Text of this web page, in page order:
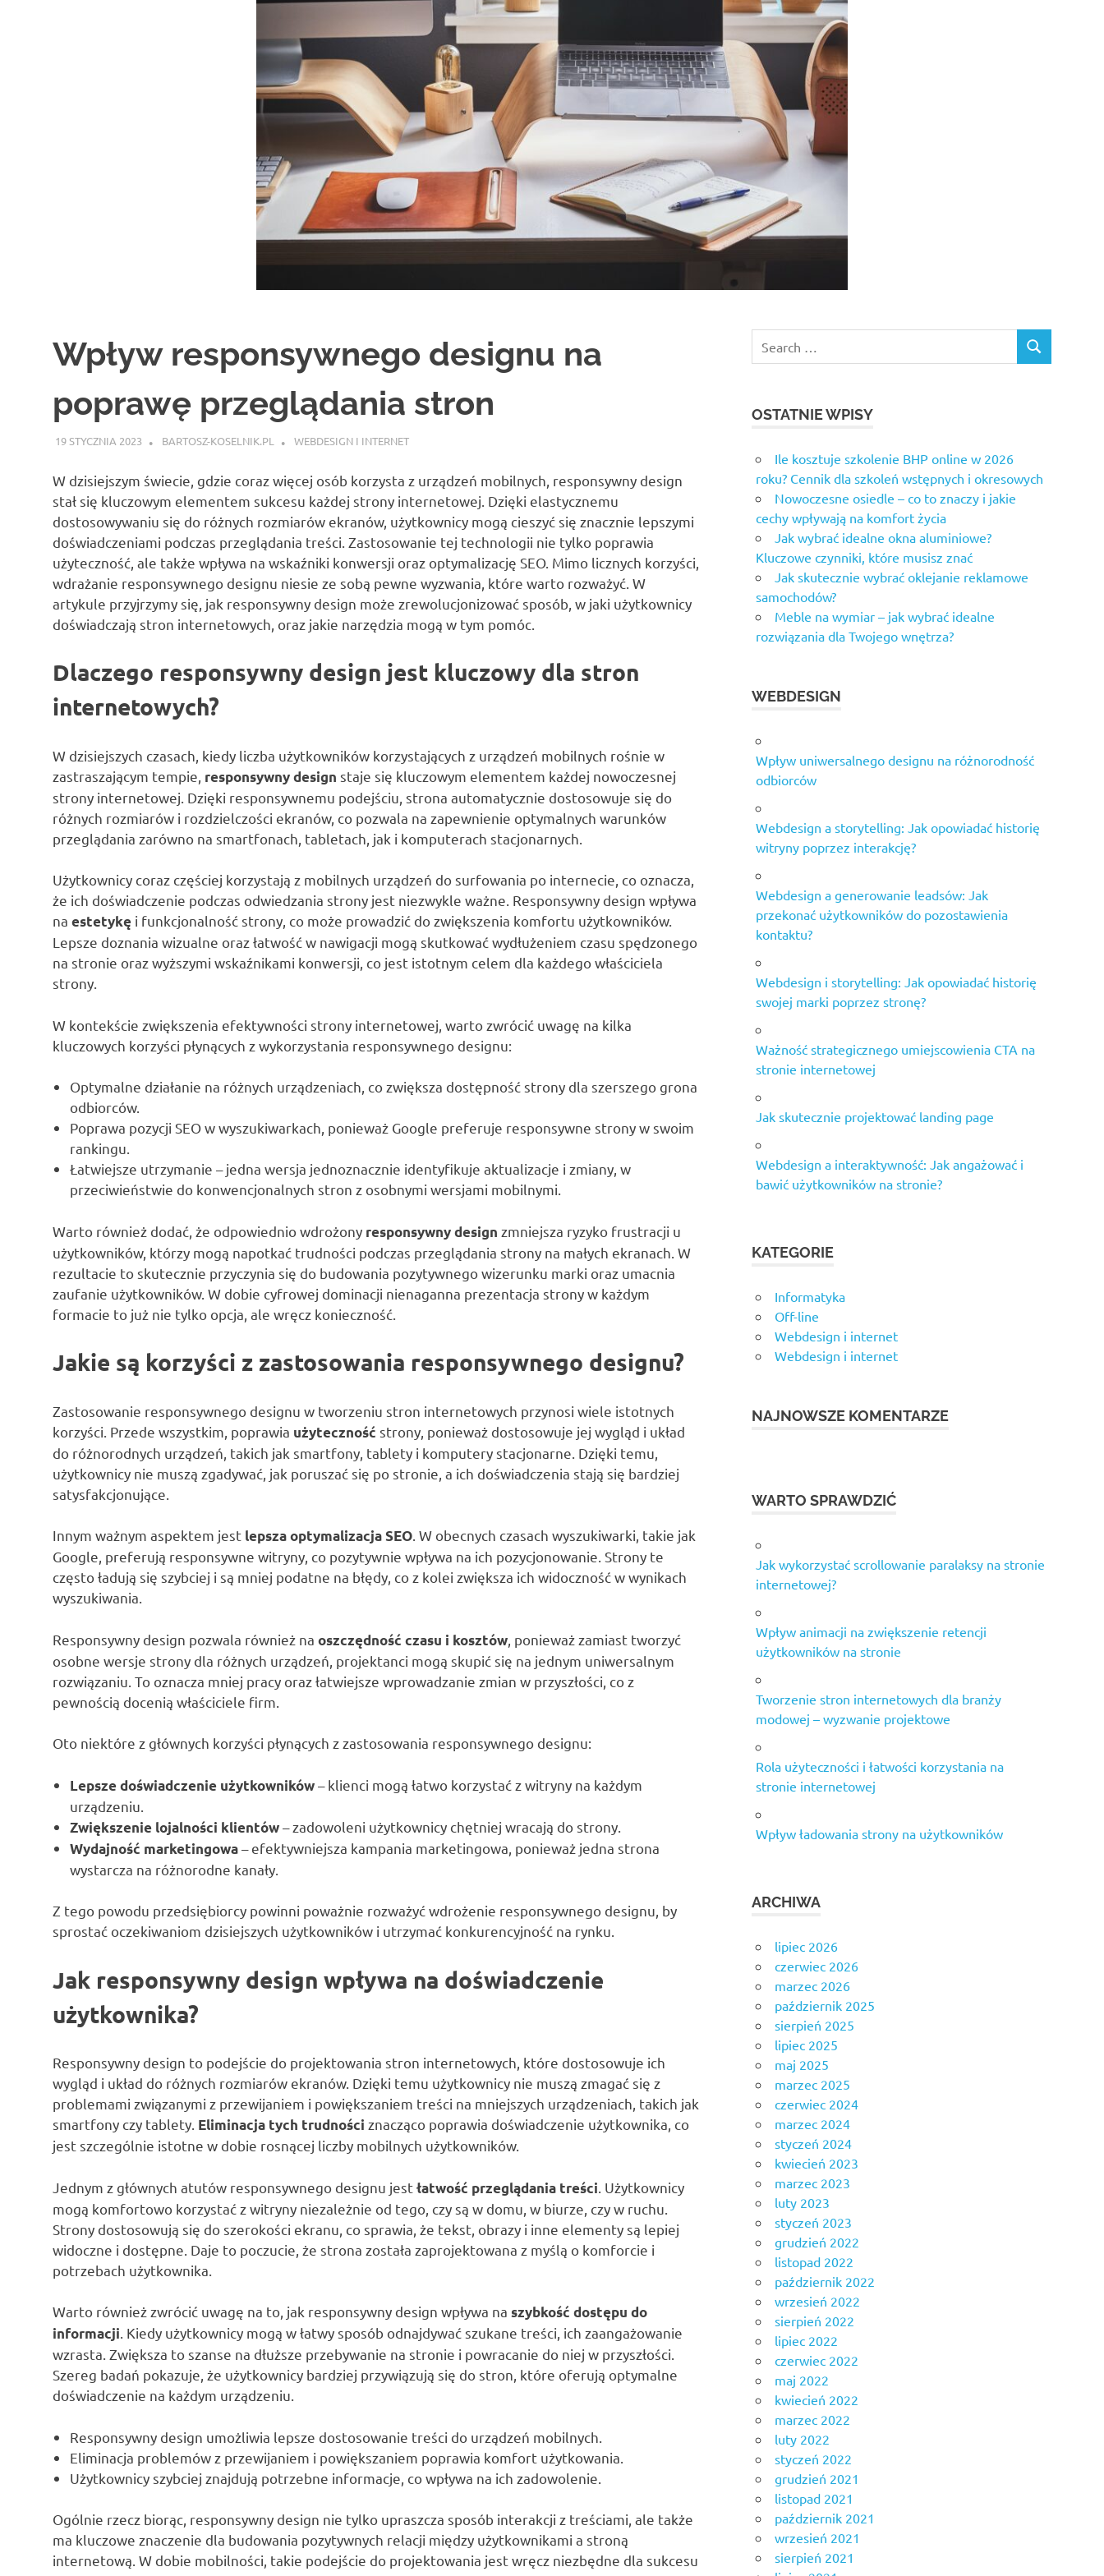
Wpływ responsywnego designu na
poprawę przeglądania stron
19 STYCZNIA 2023 BARTOSZ-KOSELNIK.PL WEBDESIGN I INTERNET
W dzisiejszym świecie, gdzie coraz więcej osób korzysta z urządzeń mobilnych, responsywny design
stał się kluczowym elementem sukcesu każdej strony internetowej. Dzięki elastycznemu
dostosowywaniu się do różnych rozmiarów ekranów, użytkownicy mogą cieszyć się znacznie lepszymi
doświadczeniami podczas przeglądania treści. Zastosowanie tej technologii nie tylko poprawia
użyteczność, ale także wpływa na wskaźniki konwersji oraz optymalizację SEO. Mimo licznych korzyści,
wdrażanie responsywnego designu niesie ze sobą pewne wyzwania, które warto rozważyć. W
artykule przyjrzymy się, jak responsywny design może zrewolucjonizować sposób, w jaki użytkownicy
doświadczają stron internetowych, oraz jakie narzędzia mogą w tym pomóc.
Dlaczego responsywny design jest kluczowy dla stron
internetowych?
W dzisiejszych czasach, kiedy liczba użytkowników korzystających z urządzeń mobilnych rośnie w
zastraszającym tempie, responsywny design staje się kluczowym elementem każdej nowoczesnej
strony internetowej. Dzięki responsywnemu podejściu, strona automatycznie dostosowuje się do
różnych rozmiarów i rozdzielczości ekranów, co pozwala na zapewnienie optymalnych warunków
przeglądania zarówno na smartfonach, tabletach, jak i komputerach stacjonarnych.
Użytkownicy coraz częściej korzystają z mobilnych urządzeń do surfowania po internecie, co oznacza,
że ich doświadczenie podczas odwiedzania strony jest niezwykle ważne. Responsywny design wpływa
na estetykę i funkcjonalność strony, co może prowadzić do zwiększenia komfortu użytkowników.
Lepsze doznania wizualne oraz łatwość w nawigacji mogą skutkować wydłużeniem czasu spędzonego
na stronie oraz wyższymi wskaźnikami konwersji, co jest istotnym celem dla każdego właściciela
strony.
W kontekście zwiększenia efektywności strony internetowej, warto zwrócić uwagę na kilka
kluczowych korzyści płynących z wykorzystania responsywnego designu:
Optymalne działanie na różnych urządzeniach, co zwiększa dostępność strony dla szerszego grona
odbiorców.
Poprawa pozycji SEO w wyszukiwarkach, ponieważ Google preferuje responsywne strony w swoim
rankingu.
Łatwiejsze utrzymanie – jedna wersja jednoznacznie identyfikuje aktualizacje i zmiany, w
przeciwieństwie do konwencjonalnych stron z osobnymi wersjami mobilnymi.
Warto również dodać, że odpowiednio wdrożony responsywny design zmniejsza ryzyko frustracji u
użytkowników, którzy mogą napotkać trudności podczas przeglądania strony na małych ekranach. W
rezultacie to skutecznie przyczynia się do budowania pozytywnego wizerunku marki oraz umacnia
zaufanie użytkowników. W dobie cyfrowej dominacji nienaganna prezentacja strony w każdym
formacie to już nie tylko opcja, ale wręcz konieczność.
Jakie są korzyści z zastosowania responsywnego designu?
Zastosowanie responsywnego designu w tworzeniu stron internetowych przynosi wiele istotnych
korzyści. Przede wszystkim, poprawia użyteczność strony, ponieważ dostosowuje jej wygląd i układ
do różnorodnych urządzeń, takich jak smartfony, tablety i komputery stacjonarne. Dzięki temu,
użytkownicy nie muszą zgadywać, jak poruszać się po stronie, a ich doświadczenia stają się bardziej
satysfakcjonujące.
Innym ważnym aspektem jest lepsza optymalizacja SEO. W obecnych czasach wyszukiwarki, takie jak
Google, preferują responsywne witryny, co pozytywnie wpływa na ich pozycjonowanie. Strony te
często ładują się szybciej i są mniej podatne na błędy, co z kolei zwiększa ich widoczność w wynikach
wyszukiwania.
Responsywny design pozwala również na oszczędność czasu i kosztów , ponieważ zamiast tworzyć
osobne wersje strony dla różnych urządzeń, projektanci mogą skupić się na jednym uniwersalnym
rozwiązaniu. To oznacza mniej pracy oraz łatwiejsze wprowadzanie zmian w przyszłości, co z
pewnością docenią właściciele firm.
Oto niektóre z głównych korzyści płynących z zastosowania responsywnego designu:
Lepsze doświadczenie użytkowników– klienci mogą łatwo korzystać z witryny na każdym
urządzeniu.
Zwiększenie lojalności klientów– zadowoleni użytkownicy chętniej wracają do strony.
Wydajność marketingowa– efektywniejsza kampania marketingowa, ponieważ jedna strona
wystarcza na różnorodne kanały.
Z tego powodu przedsiębiorcy powinni poważnie rozważyć wdrożenie responsywnego designu, by
sprostać oczekiwaniom dzisiejszych użytkowników i utrzymać konkurencyjność na rynku.
Jak responsywny design wpływa na doświadczenie
użytkownika?
Responsywny design to podejście do projektowania stron internetowych, które dostosowuje ich
wygląd i układ do różnych rozmiarów ekranów. Dzięki temu użytkownicy nie muszą zmagać się z
problemami związanymi z przewijaniem i powiększaniem treści na mniejszych urządzeniach, takich jak
smartfony czy tablety. Eliminacja tych trudności znacząco poprawia doświadczenie użytkownika, co
jest szczególnie istotne w dobie rosnącej liczby mobilnych użytkowników.
Jednym z głównych atutów responsywnego designu jestłatwość przeglądania treści . Użytkownicy
mogą komfortowo korzystać z witryny niezależnie od tego, czy są w domu, w biurze, czy w ruchu.
Strony dostosowują się do szerokości ekranu, co sprawia, że tekst, obrazy i inne elementy są lepiej
widoczne i dostępne. Daje to poczucie, że strona została zaprojektowana z myślą o komforcie i
potrzebach użytkownika.
Warto również zwrócić uwagę na to, jak responsywny design wpływa na szybkość dostępu do
informacji. Kiedy użytkownicy mogą w łatwy sposób odnajdywać szukane treści, ich zaangażowanie
wzrasta. Zwiększa to szanse na dłuższe przebywanie na stronie i powracanie do niej w przyszłości.
Szereg badań pokazuje, że użytkownicy bardziej przywiązują się do stron, które oferują optymalne
doświadczenie na każdym urządzeniu.
Responsywny design umożliwia lepsze dostosowanie treści do urządzeń mobilnych.
Eliminacja problemów z przewijaniem i powiększaniem poprawia komfort użytkowania.
Użytkownicy szybciej znajdują potrzebne informacje, co wpływa na ich zadowolenie.
Ogólnie rzecz biorąc, responsywny design nie tylko upraszcza sposób interakcji z treściami, ale także
ma kluczowe znaczenie dla budowania pozytywnych relacji między użytkownikami a stroną
internetową. W dobie mobilności, takie podejście do projektowania jest wręcz niezbędne dla sukcesu
for:
SEARCH
OSTATNIE WPISY
Ile kosztuje szkolenie BHP online w 2026
roku? Cennik dla szkoleń wstępnych i okresowych
Nowoczesne osiedle – co to znaczy i jakie
cechy wpływają na komfort życia
Jak wybrać idealne okna aluminiowe?
Kluczowe czynniki, które musisz znać
Jak skutecznie wybrać oklejanie reklamowe
samochodów?
Meble na wymiar – jak wybrać idealne
rozwiązania dla Twojego wnętrza?
WEBDESIGN
Wpływ uniwersalnego designu na różnorodność
odbiorców
Webdesign a storytelling: Jak opowiadać historię
witryny poprzez interakcję?
Webdesign a generowanie leadsów: Jak
przekonać użytkowników do pozostawienia
kontaktu?
Webdesign i storytelling: Jak opowiadać historię
swojej marki poprzez stronę?
Ważność strategicznego umiejscowienia CTA na
stronie internetowej
Jak skutecznie projektować landing page
Webdesign a interaktywność: Jak angażować i
bawić użytkowników na stronie?
KATEGORIE
Informatyka
Off-line
Webdesign i internet
Webdesign i internet
NAJNOWSZE KOMENTARZE
WARTO SPRAWDZIĆ
Jak wykorzystać scrollowanie paralaksy na stronie
internetowej?
Wpływ animacji na zwiększenie retencji
użytkowników na stronie
Tworzenie stron internetowych dla branży
modowej – wyzwanie projektowe
Rola użyteczności i łatwości korzystania na
stronie internetowej
Wpływ ładowania strony na użytkowników
ARCHIWA
lipiec 2026
czerwiec 2026
marzec 2026
październik 2025
sierpień 2025
lipiec 2025
maj 2025
marzec 2025
czerwiec 2024
marzec 2024
styczeń 2024
kwiecień 2023
marzec 2023
luty 2023
styczeń 2023
grudzień 2022
listopad 2022
październik 2022
wrzesień 2022
sierpień 2022
lipiec 2022
czerwiec 2022
maj 2022
kwiecień 2022
marzec 2022
luty 2022
styczeń 2022
grudzień 2021
listopad 2021
październik 2021
wrzesień 2021
sierpień 2021